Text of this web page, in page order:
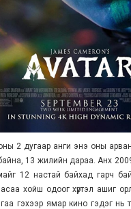
2 дугаар анги энэ оны
13 жилийн дараа. Анх
12 настай байхад гарч
хойш одоог хүртэл ашиг
гэхээр ямар кино гэдэг